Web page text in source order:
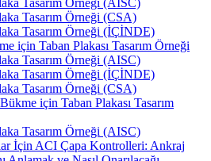
Tasarım Örneği (AISC)
Tasarım Örneği (CSA)
Tasarım Örneği (İÇİNDE)
için Taban Plakası Tasarım Örneği
Tasarım Örneği (AISC)
Tasarım Örneği (İÇİNDE)
Tasarım Örneği (CSA)
için Taban Plakası Tasarım
Tasarım Örneği (AISC)
İçin ACI Çapa Kontrolleri: Ankraj